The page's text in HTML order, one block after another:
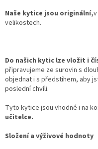
Naše kytice jsou originální,
velikostech.
Do našich kytic lze vložit i
připravujeme ze surovin s
objednat i s předstihem, aby
poslední chvíli.
Tyto kytice jsou vhodné i na
učitelce.
Složení a výživové hodnoty